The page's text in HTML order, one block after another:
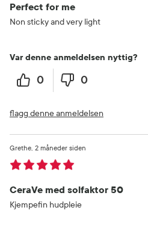
Perfect for me
Non sticky and very light
Var denne anmeldelsen nyttig?
0 0
flagg denne anmeldelsen
CeraVe med solfaktor 50
2 måneder siden
Grethe
Kjempefin hudpleie